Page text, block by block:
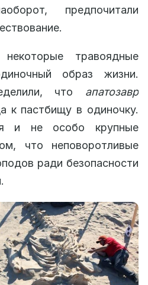
предпочитали
травоядные
образ жизни.
что апатозавр
к пастбищу в одиночку.
и не особо крупные
что неповоротливые
ради безопасности